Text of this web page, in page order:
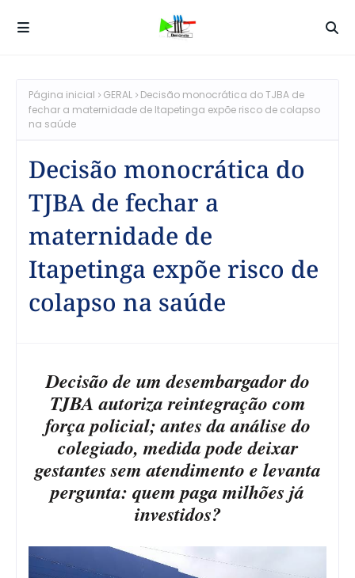
Página inicial GERAL
Decisão monocrática do TJBA de
fechar a maternidade de Itapetinga expõe risco de colapso
na saúde
Decisão monocrática do
TJBA de fechar a
maternidade de
Itapetinga expõe risco de
colapso na saúde
Decisão de um desembargador do
TJBA autoriza reintegração com
força policial; antes da análise do
colegiado, medida pode deixar
gestantes sem atendimento e levanta
pergunta: quem paga milhões já
investidos?